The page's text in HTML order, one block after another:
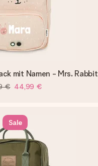
mit Namen - Mrs. Rabbit
€ 44,99 €
Sale